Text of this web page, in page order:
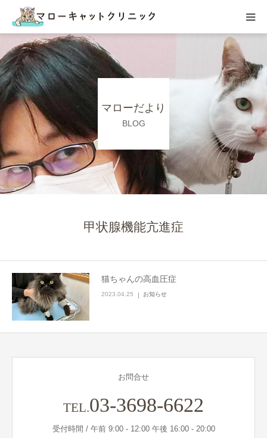
マローだより
BLOG
甲状腺機能亢進症
猫ちゃんの高血圧症
2023.04.25 お知らせ
お問合せ
TEL.03-3698-6622
受付時間 / 午前 9:00 - 12:00 午後 16:00 - 20:00
HOME
総合案内
院内の様子
ホテル
スタッフ紹介
お問合せ